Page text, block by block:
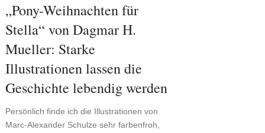
„Pony-Weihnachten für
Stella“ von Dagmar H.
Mueller: Starke
Illustrationen lassen die
Geschichte lebendig werden
Persönlich finde ich die Illustrationen von
Marc-Alexander Schulze sehr farbenfroh,